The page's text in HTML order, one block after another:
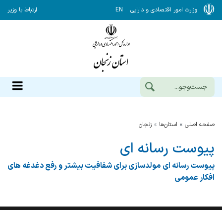
وزارت امور اقتصادی و دارایی EN ارتباط با وزیر
صفحه اصلی استان‌ها زنجان
پیوست رسانه ای
پیوست رسانه ای مولدسازی برای شفافیت بیشتر و رفع دغدغه های
افکار عمومی